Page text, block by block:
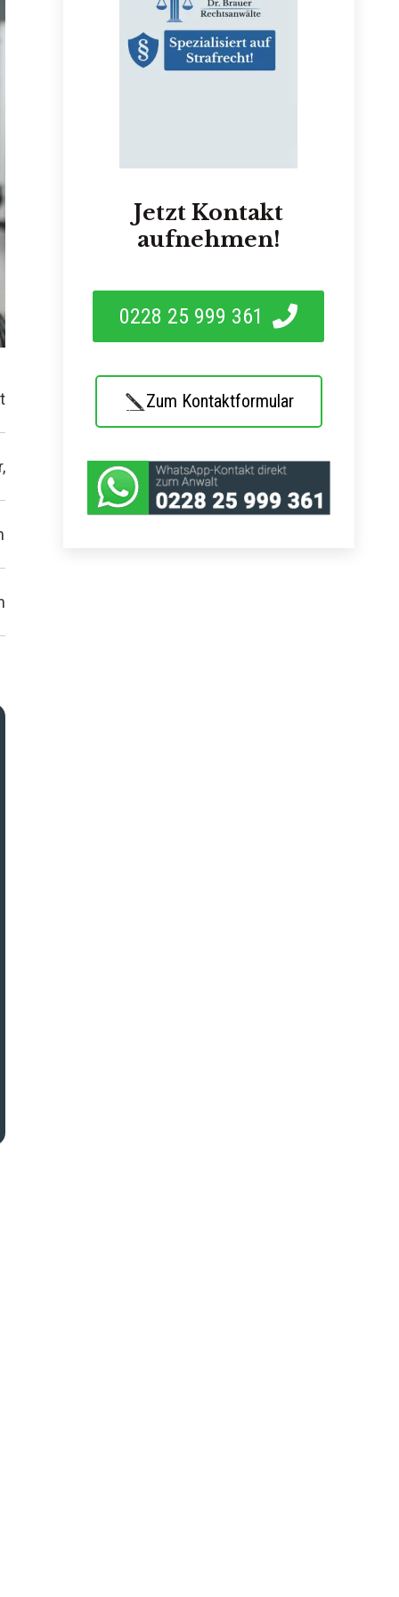
Jetzt Kontakt
aufnehmen!
0228 25 999 361
Zum Kontaktformular